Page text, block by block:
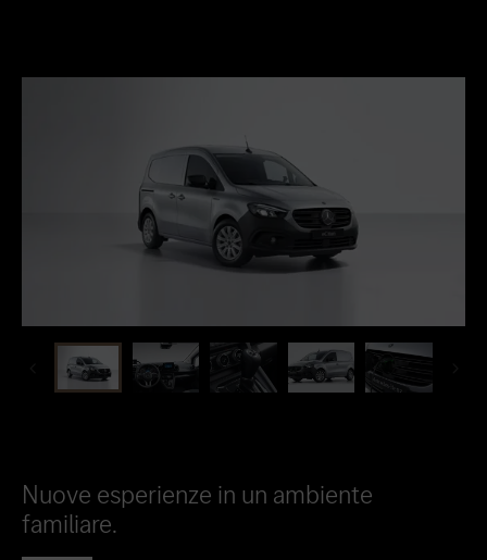
Nuove esperienze in un ambiente
familiare.